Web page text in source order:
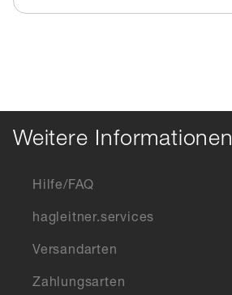
Weitere Informationen
Hilfe/FAQ
hagleitner.services
Versandarten
Zahlungsarten